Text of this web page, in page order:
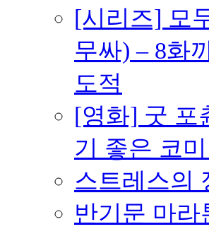
[시리즈] 모
무싸) – 8화
도적
[영화] 굿 포
기 좋은 코
스트레스의
반기문 마라